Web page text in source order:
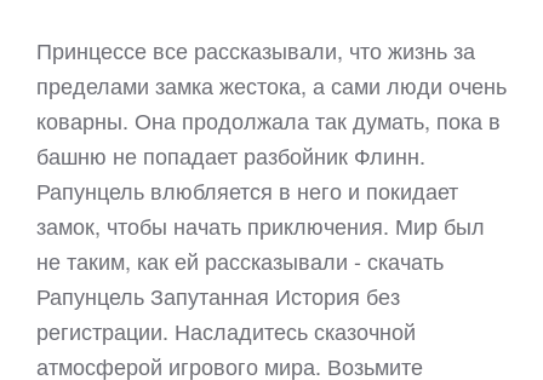
Принцессе все рассказывали, что жизнь за
пределами замка жестока, а сами люди очень
коварны. Она продолжала так думать, пока в
башню не попадает разбойник Флинн.
Рапунцель влюбляется в него и покидает
замок, чтобы начать приключения. Мир был
не таким, как ей рассказывали - скачать
Рапунцель Запутанная История без
регистрации. Насладитесь сказочной
атмосферой игрового мира. Возьмите